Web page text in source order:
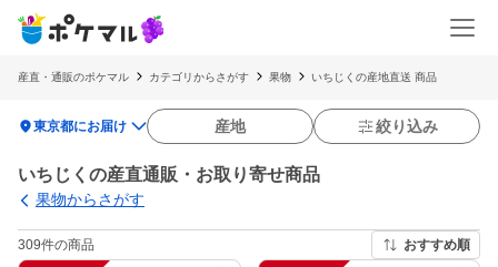
産直・通販のポケマル カテゴリからさがす 果物 いちじくの産地直送 商品
location_on東京都にお届け 産地 絞り込み
いちじくの産直通販・お取り寄せ商品
果物からさがす
309件の商品 おすすめ順